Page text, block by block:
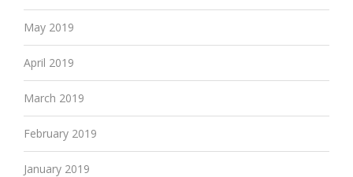
May 2019
April 2019
March 2019
February 2019
January 2019